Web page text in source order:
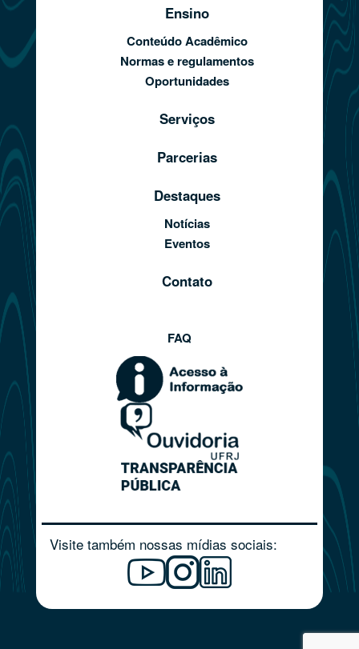
Ensino
Conteúdo Acadêmico
Normas e regulamentos
Oportunidades
Serviços
Parcerias
Destaques
Notícias
Eventos
Contato
FAQ
Visite também nossas mídias sociais: